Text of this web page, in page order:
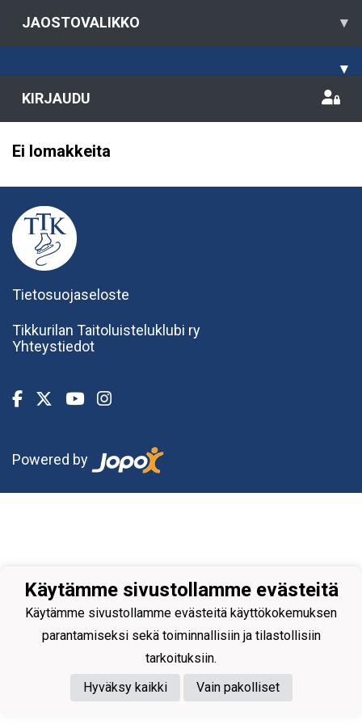
JAOSTOVALIKKO ▾
▾
KIRJAUDU
Ei lomakkeita
Tietosuojaseloste
Tikkurilan Taitoluisteluklubi ry
Yhteystiedot
Powered by
Käytämme sivustollamme evästeitä
Käytämme sivustollamme evästeitä käyttökokemuksen
parantamiseksi sekä toiminnallisiin ja tilastollisiin
tarkoituksiin.
Hyväksy kaikki
Vain pakolliset